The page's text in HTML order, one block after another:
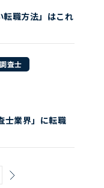
転職方法」はこれ
査士
士業界」に転職